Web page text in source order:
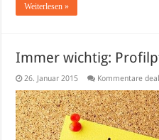
Weiterlesen »
Immer wichtig:
26. Januar 2015 Kommentare